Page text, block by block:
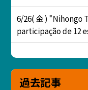
6/26( 金 ) "Nihongo
participação de 12
過去記事